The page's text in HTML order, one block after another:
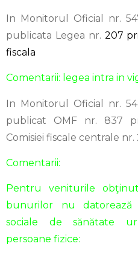
In Monitorul Oficial nr.
publicata Legea nr. 207
fiscala
Comentarii: legea intra in
In Monitorul Oficial nr.
publicat OMF nr. 837
Comisiei fiscale centrale nr.
Comentarii:
Pentru veniturile
bunurilor nu datorează
sociale de sănătate
persoane fizice: